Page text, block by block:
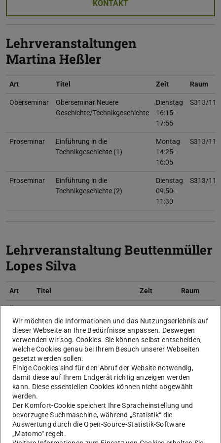
KONTAKT
Lehrveranstaltungen
Martina Heßler
Art Titel Zeit Raum
Oberseminar
Oberseminar Neuere
Geschichte/Technikgeschichte
Dienstag
16:15-
17:55
S313/112
Proseminar
Einführung in die
Technikgeschichte (1)
Montag
14:25-
16:05
S313/110
Proseminar
Einführung in die
Technikgeschichte (2)
Dienstag
09:50-
11:30
S313/112
Lehrveranstaltung Beuttenmüller
Lopes Silva
Art Titel Zeit Raum
Darstellung von Technoscapes
in Anime
14:25-
16:05
Freitag
14:25-
17:55
Freitag
10.07.
14:25-
S103/017
S103/017
Wir möchten die Informationen und das Nutzungserlebnis auf
dieser Webseite an Ihre Bedürfnisse anpassen. Deswegen
verwenden wir sog. Cookies. Sie können selbst entscheiden,
welche Cookies genau bei Ihrem Besuch unserer Webseiten
gesetzt werden sollen.
Einige Cookies sind für den Abruf der Website notwendig,
damit diese auf Ihrem Endgerät richtig anzeigen werden
kann. Diese essentiellen Cookies können nicht abgewählt
werden.
Der Komfort-Cookie speichert Ihre Spracheinstellung und
bevorzugte Suchmaschine, während „Statistik“ die
Auswertung durch die Open-Source-Statistik-Software
„Matomo“ regelt.